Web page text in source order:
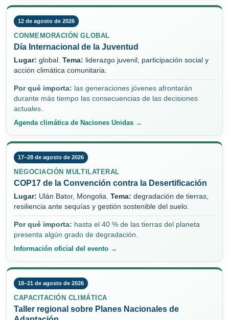
12 de agosto de 2026
CONMEMORACIÓN GLOBAL
Día Internacional de la Juventud
Lugar: global. Tema: liderazgo juvenil, participación social y
acción climática comunitaria.
Por qué importa: las generaciones jóvenes afrontarán
durante más tiempo las consecuencias de las decisiones
actuales.
Agenda climática de Naciones Unidas →
17–28 de agosto de 2026
NEGOCIACIÓN MULTILATERAL
COP17 de la Convención contra la Desertificación
Lugar: Ulán Bator, Mongolia. Tema: degradación de tierras,
resiliencia ante sequías y gestión sostenible del suelo.
Por qué importa: hasta el 40 % de las tierras del planeta
presenta algún grado de degradación.
Información oficial del evento →
18–21 de agosto de 2026
CAPACITACIÓN CLIMÁTICA
Taller regional sobre Planes Nacionales de